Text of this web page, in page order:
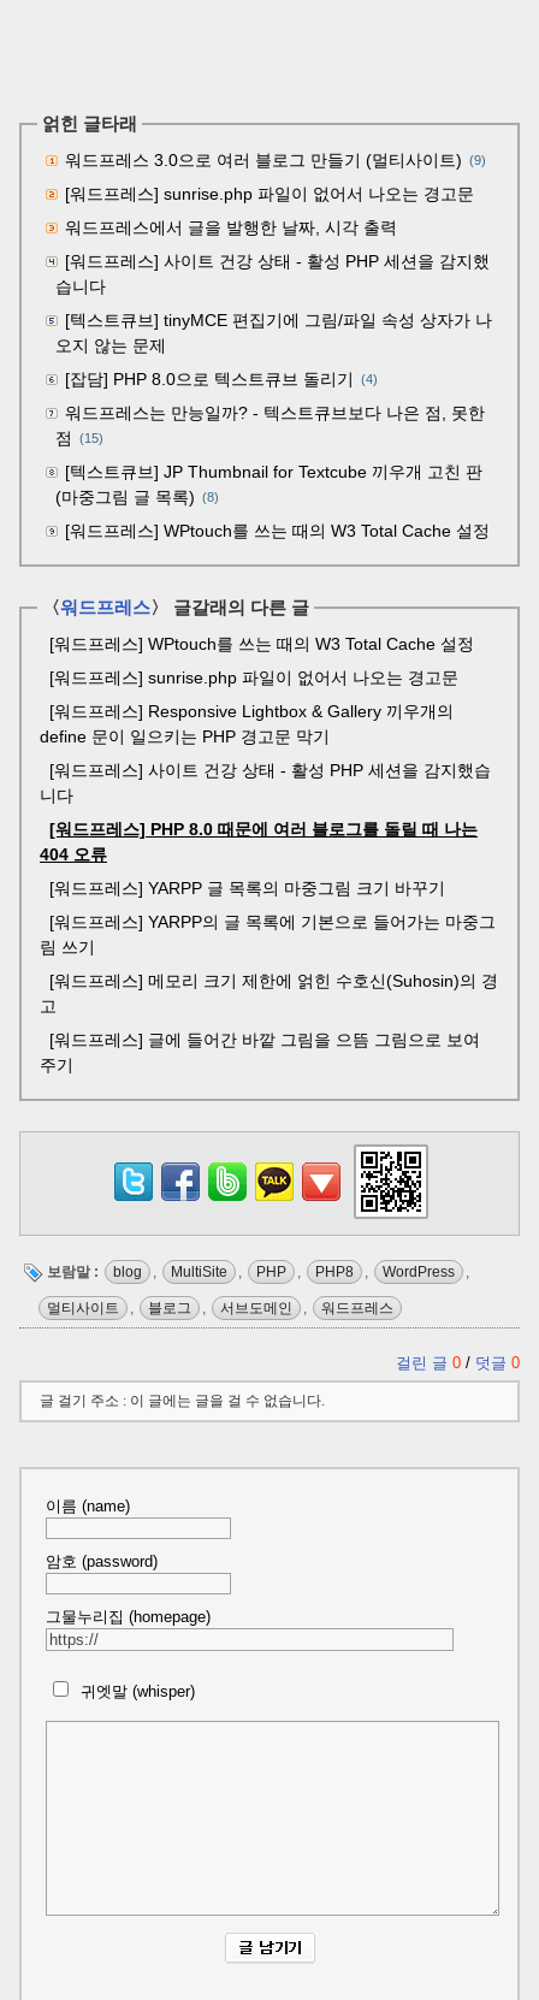
얽힌 글타래
워드프레스 3.0으로 여러 블로그 만들기 (멀티사이트) (9)
[워드프레스] sunrise.php 파일이 없어서 나오는 경고문
워드프레스에서 글을 발행한 날짜, 시각 출력
[워드프레스] 사이트 건강 상태 - 활성 PHP 세션을 감지했
습니다
[텍스트큐브] tinyMCE 편집기에 그림/파일 속성 상자가 나
오지 않는 문제
[잡담] PHP 8.0으로 텍스트큐브 돌리기
(4)
워드프레스는 만능일까? - 텍스트큐브보다 나은 점, 못한
점
(15)
[텍스트큐브] JP Thumbnail for Textcube 끼우개 고친 판
(마중그림 글 목록) (8)
[워드프레스] WPtouch를 쓰는 때의 W3 Total Cache 설정
〈워드프레스〉 글갈래의 다른 글
[워드프레스] WPtouch를 쓰는 때의 W3 Total Cache 설정
[워드프레스] sunrise.php 파일이 없어서 나오는 경고문
[워드프레스] Responsive Lightbox & Gallery 끼우개의
define 문이 일으키는 PHP 경고문 막기
[워드프레스] 사이트 건강 상태 - 활성 PHP 세션을 감지했습
니다
[워드프레스] PHP 8.0 때문에 여러 블로그를 돌릴 때 나는
404 오류
[워드프레스] YARPP 글 목록의 마중그림 크기 바꾸기
[워드프레스] YARPP의 글 목록에 기본으로 들어가는 마중그
림 쓰기
[워드프레스] 메모리 크기 제한에 얽힌 수호신(Suhosin)의 경
고
[워드프레스] 글에 들어간 바깥 그림을 으뜸 그림으로 보여
주기
보람말 : blog MultiSite PHP PHP8 WordPress
멀티사이트 블로그 서브도메인 워드프레스
걸린 글 0 / 덧글 0
글 걸기 주소 : 이 글에는 글을 걸 수 없습니다.
이름 (name)
암호 (password)
그물누리집 (homepage)
귀엣말 (whisper)